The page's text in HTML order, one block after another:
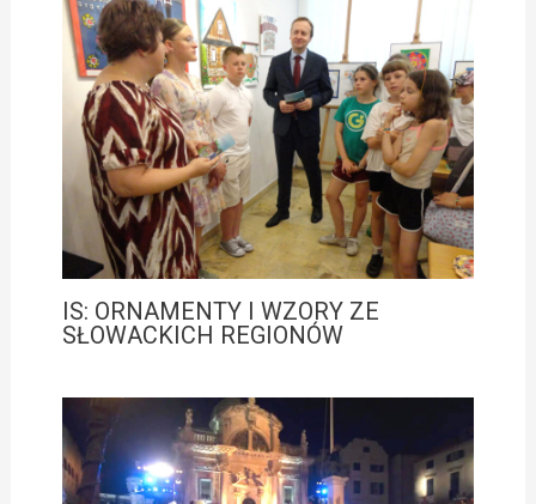
IS: ORNAMENTY I WZORY ZE
SŁOWACKICH REGIONÓW